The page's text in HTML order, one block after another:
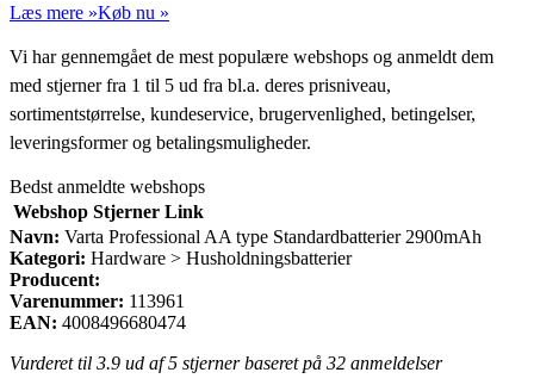
Læs mere »Køb nu »
Vi har gennemgået de mest populære webshops og anmeldt dem
med stjerner fra 1 til 5 ud fra bl.a. deres prisniveau,
sortimentstørrelse, kundeservice, brugervenlighed, betingelser,
leveringsformer og betalingsmuligheder.
Bedst anmeldte webshops
Webshop Stjerner Link
Navn: Varta Professional AA type Standardbatterier 2900mAh
Kategori: Hardware > Husholdningsbatterier
Producent:
Varenummer: 113961
EAN: 4008496680474
Vurderet til 3.9 ud af 5 stjerner baseret på 32 anmeldelser